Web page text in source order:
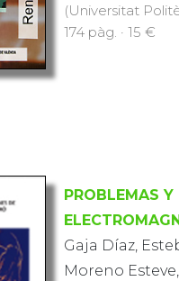
(Universitat
174 pàg. · 15 €
PROBLEMAS Y
Gaja Díaz,
Moreno